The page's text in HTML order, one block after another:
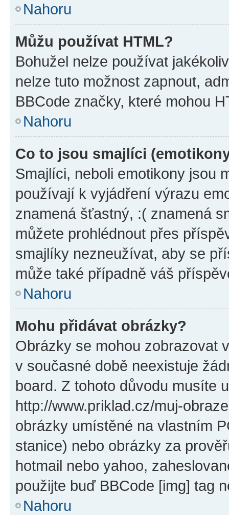
Nahoru
Můžu používat HTML?
Bohužel nelze používat
nelze tuto možnost zapnout,
BBCode značky, které mohou
Nahoru
Co to jsou smajlíci
Smajlíci, neboli emotikony jsou
používají k vyjádření výrazu
znamená šťastný, :( znamená
můžete prohlédnout přes
smajlíky nezneužívat, aby se
může také případně váš
Nahoru
Mohu přidávat obrázky?
Obrázky se mohou zobrazovat
v současné době neexistuje
board. Z tohoto důvodu musíte
http://www.priklad.cz/muj-
obrázky umístěné na vlastním
stanice) nebo obrázky za
hotmail nebo yahoo,
použijte buď BBCode [img] tag
Nahoru